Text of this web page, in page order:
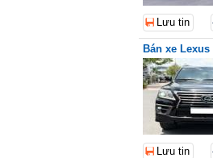
Lưu tin
Bán xe
Lưu tin